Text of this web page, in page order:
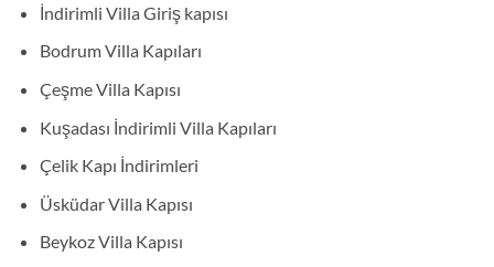
İndirimli Villa Giriş kapısı
Bodrum Villa Kapıları
Çeşme Villa Kapısı
Kuşadası İndirimli Villa Kapıları
Çelik Kapı İndirimleri
Üsküdar Villa Kapısı
Beykoz Villa Kapısı